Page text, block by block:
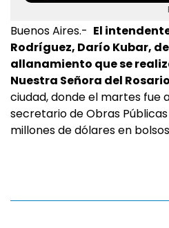
Buenos Aires.- El
Rodríguez, Darío Kubar,
allanamiento que se
Nuestra Señora del Rosario
ciudad, donde el martes fue
secretario de Obras
millones de dólares en